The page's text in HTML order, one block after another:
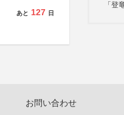
あと 127 日
「登
お問い合わせ